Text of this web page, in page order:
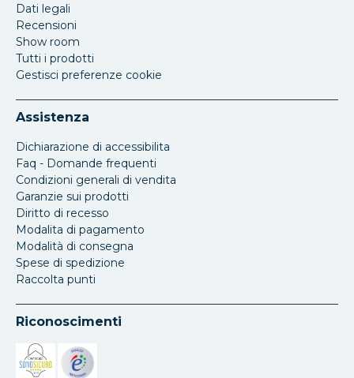
Dati legali
Recensioni
Show room
Tutti i prodotti
Gestisci preferenze cookie
Assistenza
Dichiarazione di accessibilita
Faq - Domande frequenti
Condizioni generali di vendita
Garanzie sui prodotti
Diritto di recesso
Modalita di pagamento
Modalità di consegna
Spese di spedizione
Raccolta punti
Riconoscimenti